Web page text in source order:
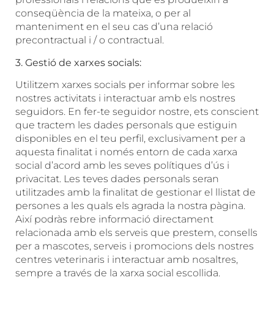
conseqüència de la mateixa, o per al
manteniment en el seu cas d’una relació
precontractual i / o contractual.
3. Gestió de xarxes socials:
Utilitzem xarxes socials per informar sobre les
nostres activitats i interactuar amb els nostres
seguidors. En fer-te seguidor nostre, ets conscient
que tractem les dades personals que estiguin
disponibles en el teu perfil, exclusivament per a
aquesta finalitat i només entorn de cada xarxa
social d’acord amb les seves polítiques d’ús i
privacitat. Les teves dades personals seran
utilitzades amb la finalitat de gestionar el llistat de
persones a les quals els agrada la nostra pàgina.
Així podràs rebre informació directament
relacionada amb els serveis que prestem, consells
per a mascotes, serveis i promocions dels nostres
centres veterinaris i interactuar amb nosaltres,
sempre a través de la xarxa social escollida.